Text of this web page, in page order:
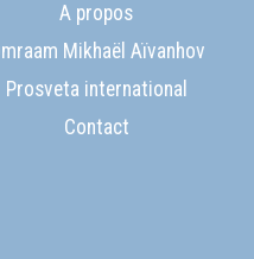
A propos
Mikhaël Aïvanhov
Prosveta international
Contact